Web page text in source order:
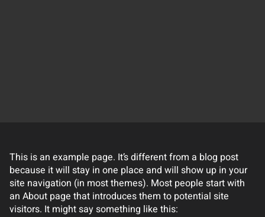
This is an example page. It’s different from a blog post
because it will stay in one place and will show up in your
site navigation (in most themes). Most people start with
an About page that introduces them to potential site
visitors. It might say something like this: